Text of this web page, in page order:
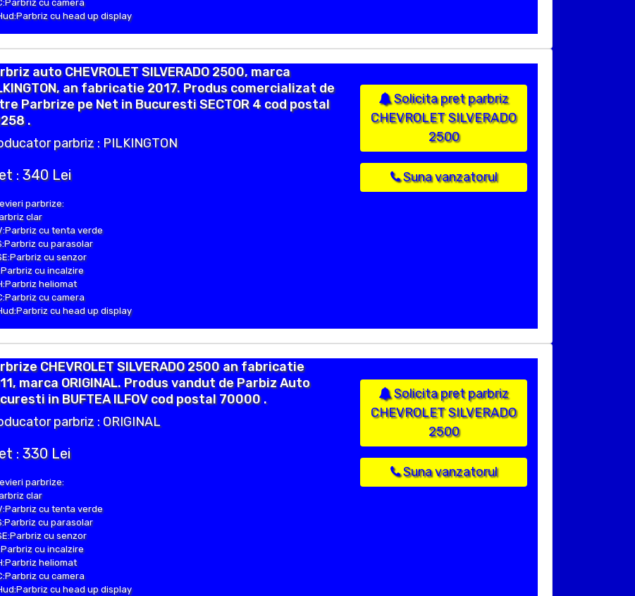
cu camera
cu head up display
auto CHEVROLET SILVERADO 2500, marca
an fabricatie 2017. Produs comercializat de
Parbrize pe Net in Bucuresti SECTOR 4 cod postal
.
parbriz : PILKINGTON
: 340 Lei
parbrize:
clar
cu tenta verde
cu parasolar
cu senzor
cu incalzire
heliomat
cu camera
cu head up display
Solicita pret parbriz
CHEVROLET SILVERADO
2500
Suna vanzatorul
CHEVROLET SILVERADO 2500 an fabricatie
marca ORIGINAL. Produs vandut de Parbiz Auto
in BUFTEA ILFOV cod postal 70000 .
parbriz : ORIGINAL
: 330 Lei
parbrize:
clar
cu tenta verde
cu parasolar
cu senzor
cu incalzire
heliomat
cu camera
cu head up display
Solicita pret parbriz
CHEVROLET SILVERADO
2500
Suna vanzatorul